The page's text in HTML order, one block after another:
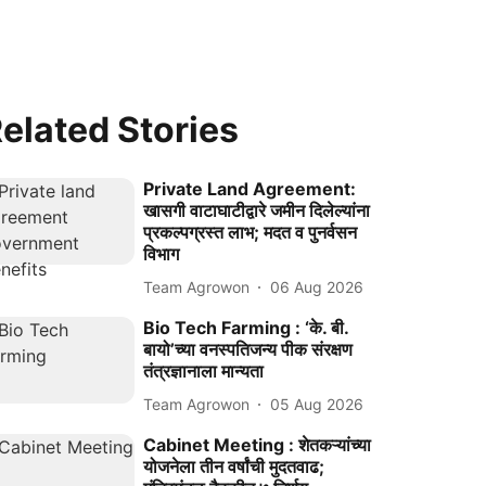
Stories
Private Land Agreement:
खासगी वाटाघाटीद्वारे जमीन दिलेल्यांना
प्रकल्पग्रस्त लाभ; मदत व पुनर्वसन
विभाग
Team Agrowon 06 Aug 2026
Bio Tech Farming : ‘के. बी.
बायो’च्या वनस्पतिजन्य पीक संरक्षण
तंत्रज्ञानाला मान्यता
Team Agrowon 05 Aug 2026
Cabinet Meeting : शेतकऱ्यांच्या
योजनेला तीन वर्षांची मुदतवाढ;